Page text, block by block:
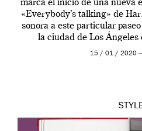
marca el inicio de una nueva
«Everybody’s talking» de
sonora a este particular
la ciudad de Los Ángeles
15 / 01 / 2020